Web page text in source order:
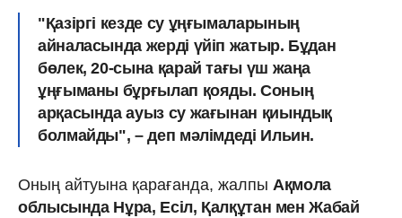
"Қазіргі кезде су ұңғымаларының
айналасында жерді үйіп жатыр. Бұдан
бөлек, 20-сына қарай тағы үш жаңа
ұңғыманы бұрғылап қояды. Соның
арқасында ауыз су жағынан қиындық
болмайды", – деп мәлімдеді Ильин.
Оның айтуына қарағанда, жалпы Ақмола
облысында Нұра, Есіл, Қалқұтан мен Жабай